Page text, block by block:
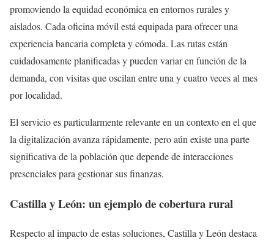
promoviendo la equidad económica en entornos rurales y
aislados. Cada oficina móvil está equipada para ofrecer una
experiencia bancaria completa y cómoda. Las rutas están
cuidadosamente planificadas y pueden variar en función de la
demanda, con visitas que oscilan entre una y cuatro veces al mes
por localidad.
El servicio es particularmente relevante en un contexto en el que
la digitalización avanza rápidamente, pero aún existe una parte
significativa de la población que depende de interacciones
presenciales para gestionar sus finanzas.
Castilla y León: un ejemplo de cobertura rural
Respecto al impacto de estas soluciones, Castilla y León destaca